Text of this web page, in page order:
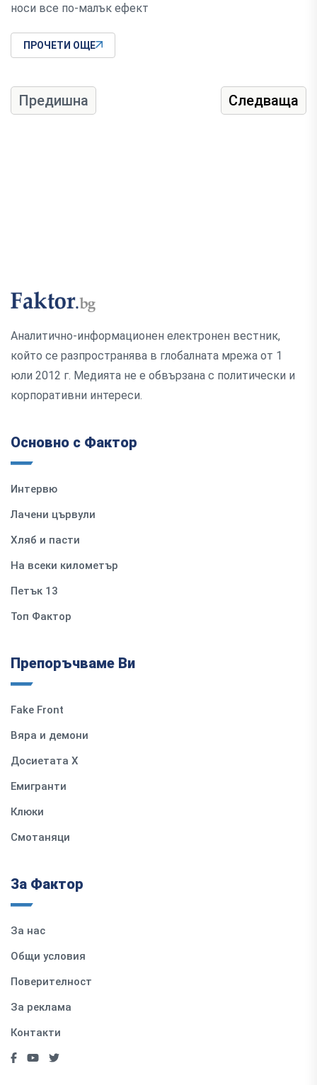
носи все по-малък ефект
ПРОЧЕТИ ОЩЕ
Предишна Следваща
Аналитично-информационен електронен вестник,
който се разпространява в глобалната мрежа от 1
юли 2012 г. Медията не е обвързана с политически и
корпоративни интереси.
Основно с Фактор
Интервю
Лачени цървули
Хляб и пасти
На всеки километър
Петък 13
Топ Фактор
Препоръчваме Ви
Fake Front
Вяра и демони
Досиетата Х
Емигранти
Клюки
Смотаняци
За Фактор
За нас
Общи условия
Поверителност
За реклама
Контакти